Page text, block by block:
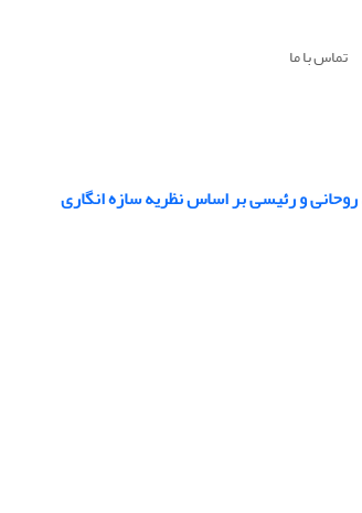
تماس با ما
روحانی و رئیسی بر اساس نظریه سازه انگاری